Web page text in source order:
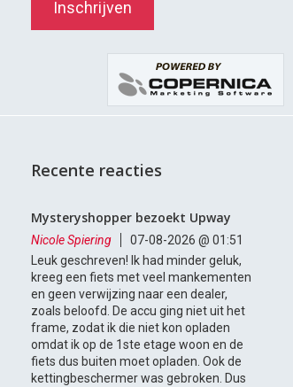
Inschrijven
Recente reacties
Mysteryshopper bezoekt Upway
Nicole Spiering
07-08-2026 @ 01:51
Leuk geschreven! Ik had minder geluk,
kreeg een fiets met veel mankementen
en geen verwijzing naar een dealer,
zoals beloofd. De accu ging niet uit het
frame, zodat ik die niet kon opladen
omdat ik op de 1ste etage woon en de
fiets dus buiten moet opladen. Ook de
kettingbeschermer was gebroken. Dus